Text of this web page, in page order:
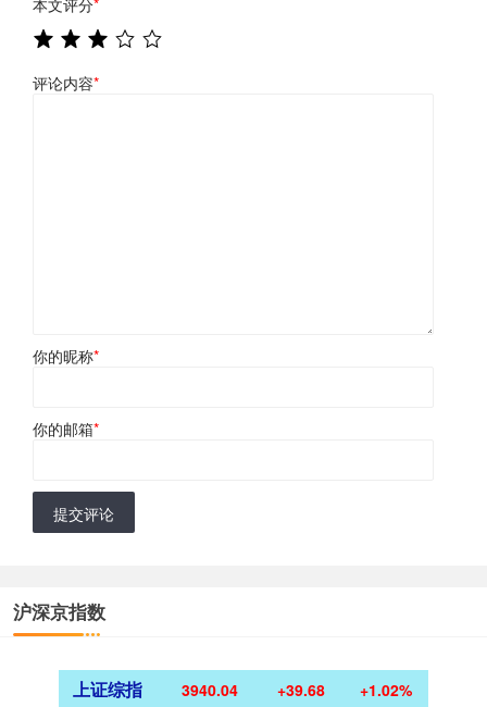
评论内容*
你的昵称*
你的邮箱*
提交评论
沪深京指数
上证综指 3940.04 +39.68 +1.02%